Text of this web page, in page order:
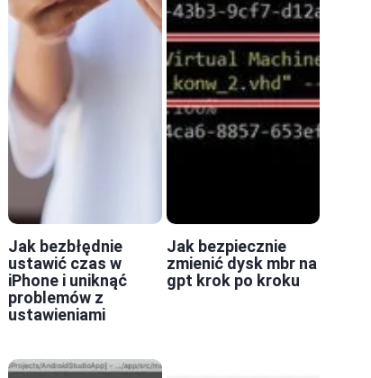
Jak bezbłędnie
ustawić czas w
iPhone i uniknąć
problemów z
ustawieniami
Jak bezpiecznie
zmienić dysk mbr na
gpt krok po kroku